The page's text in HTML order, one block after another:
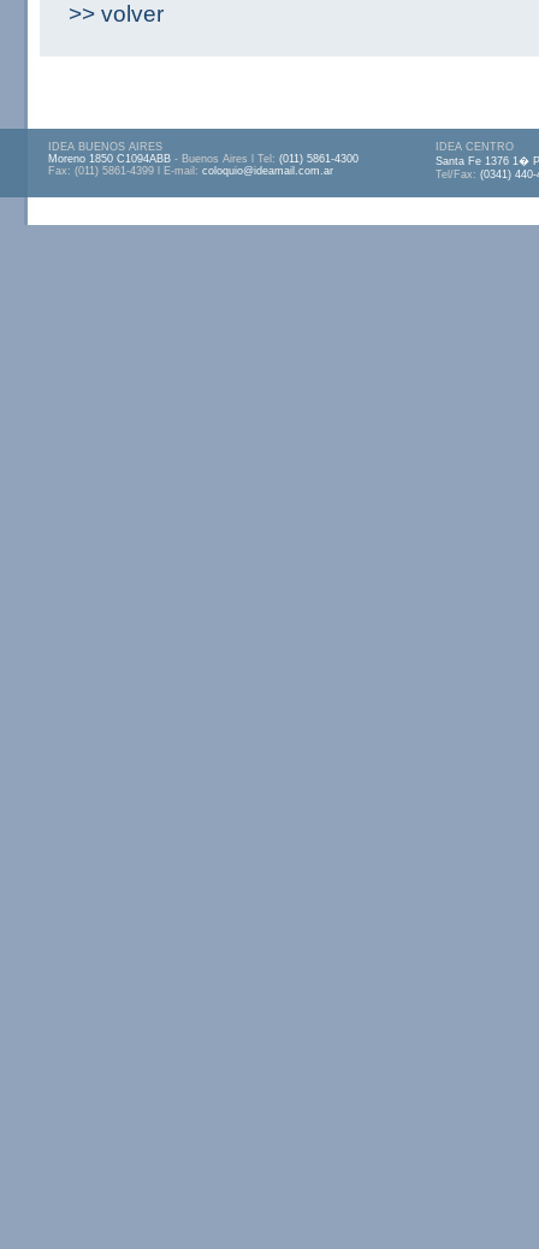
>> volver
IDEA BUENOS AIRES
Moreno 1850 C1094ABB - Buenos Aires l Tel: (011) 5861-4300
Fax: (011) 5861-4399 l E-mail: coloquio@ideamail.com.ar
IDEA CENTRO
Santa Fe 1376 1�
Tel/Fax: (0341) 440-